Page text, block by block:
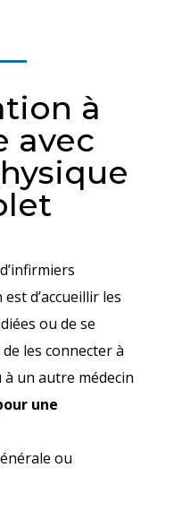
à
avec
d’accueillir les
ou de se
les connecter à
un autre médecin
une
ou